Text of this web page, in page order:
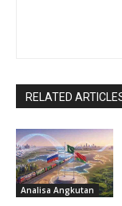
RELATED
Analisa Angkutan